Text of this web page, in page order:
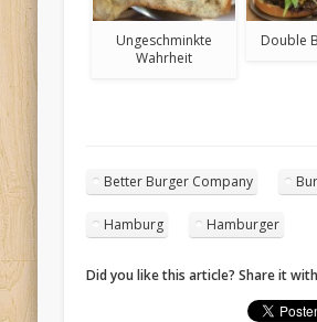
Ungeschminkte
Wahrheit
Double
Better Burger Company
Hamburg Hamburger
Did you like this article? Share it